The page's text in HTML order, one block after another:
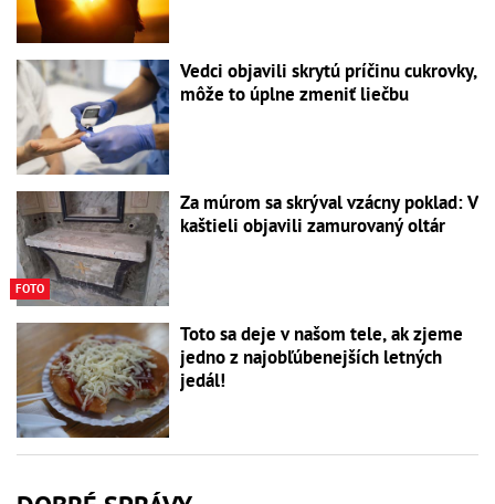
Vedci objavili skrytú príčinu cukrovky,
môže to úplne zmeniť liečbu
FOTO
Za múrom sa skrýval vzácny poklad: V
kaštieli objavili zamurovaný oltár
Toto sa deje v našom tele, ak zjeme
jedno z najobľúbenejších letných
jedál!